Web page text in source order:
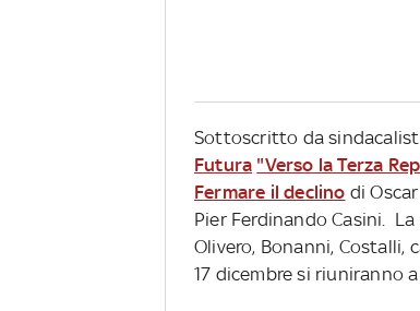
Sottoscritto da
Futura "Verso la Terza
Fermare il declino di
Pier Ferdinando Casini.
Olivero, Bonanni,
17 dicembre si riuniranno